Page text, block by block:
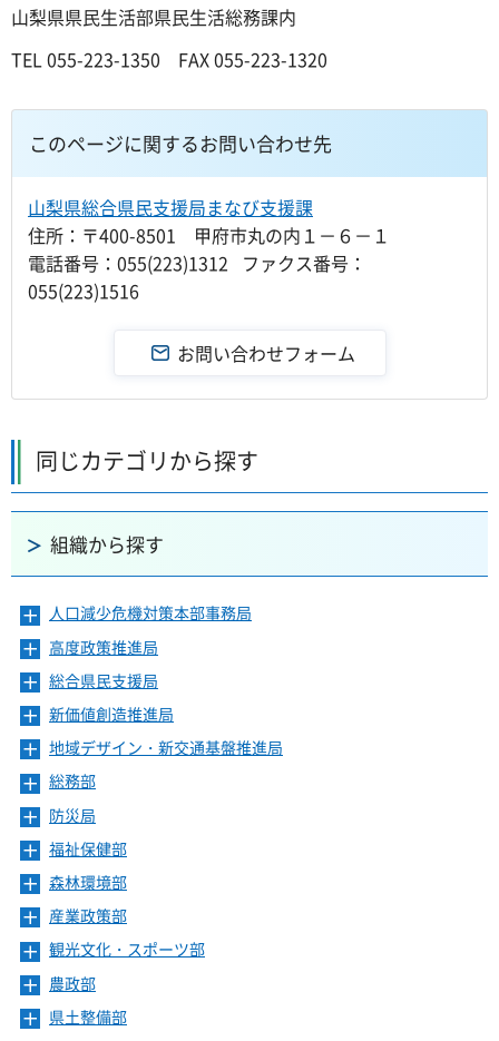
山梨県県民生活部県民生活総務課内
TEL 055-223-1350 FAX 055-223-1320
このページに関するお問い合わせ先
山梨県総合県民支援局まなび支援課
住所：〒400-8501 甲府市丸の内１－６－１
電話番号：055(223)1312 ファクス番号：
055(223)1516
同じカテゴリから探す
組織から探す
メ
ニ
ュ
ー
を
開
き
ま
す
人口減少危機対策本部事務局
メ
ニ
ュ
ー
を
開
き
ま
す
高度政策推進局
メ
ニ
ュ
ー
開
き
ま
す
総合県民支援局
メ
ニ
ュ
ー
を
開
き
ま
す
新価値創造推進局
メ
ニ
ュ
ー
を
開
き
ま
す
地域デザイン・新交通基盤推進局
メ
ニ
ュ
ー
を
開
き
ま
す
総務部
メ
ニ
ュ
ー
を
開
き
ま
す
防災局
メ
ニ
ュ
ー
開
き
ま
す
福祉保健部
メ
ニ
ュ
ー
を
開
き
ま
森林環境部
メ
ニ
ュ
ー
を
開
産業政策部
メ
ニ
ュ
ー
を
観光文化・スポーツ部
メ
ニ
ュ
農政部
メ
県土整備部